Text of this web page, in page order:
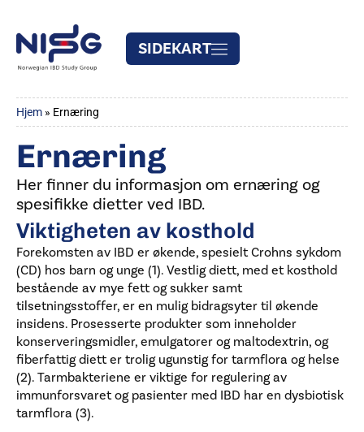
SIDEKART
Hjem » Ernæring
Ernæring
Her finner du informasjon om ernæring og
spesifikke dietter ved IBD.
Viktigheten av kosthold
Forekomsten av IBD er økende, spesielt Crohns sykdom
(CD) hos barn og unge (1). Vestlig diett, med et kosthold
bestående av mye fett og sukker samt
tilsetningsstoffer, er en mulig bidragsyter til økende
insidens. Prosesserte produkter som inneholder
konserveringsmidler, emulgatorer og maltodextrin, og
fiberfattig diett er trolig ugunstig for tarmflora og helse
(2). Tarmbakteriene er viktige for regulering av
immunforsvaret og pasienter med IBD har en dysbiotisk
tarmflora (3).